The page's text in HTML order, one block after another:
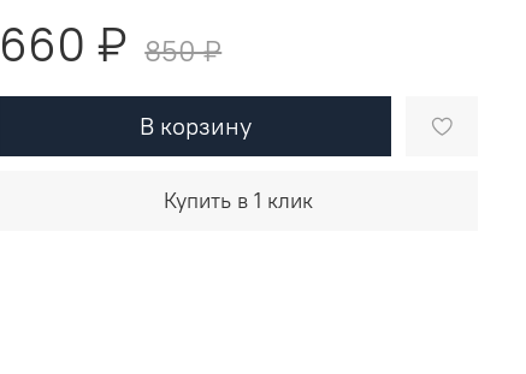
660 ₽ 850 ₽
В корзину
Купить в 1 клик